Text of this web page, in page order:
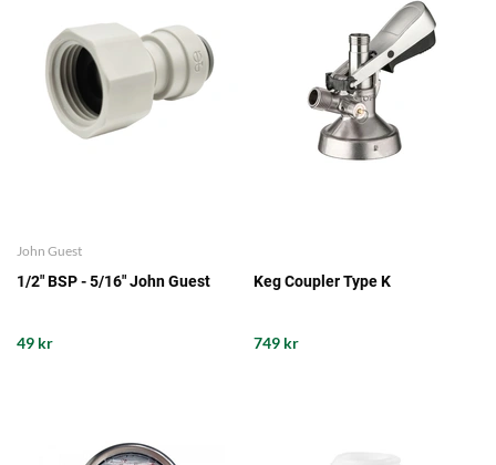
John Guest
1/2" BSP - 5/16" John Guest
49 kr
Keg Coupler Type K
749 kr